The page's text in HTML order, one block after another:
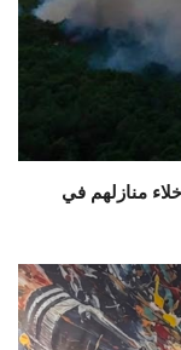
منازلهم في